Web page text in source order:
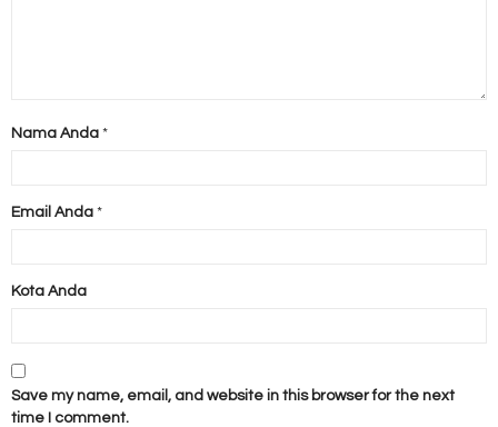
Nama Anda *
Email Anda *
Kota Anda
Save my name, email, and website in this browser for the next
time I comment.